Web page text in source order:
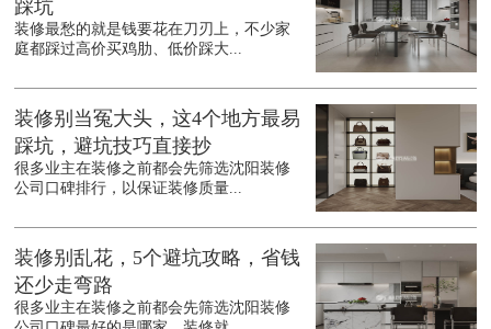
踩坑
装修最愁的就是钱要花在刀刃上，不少家
庭都踩过高价买鸡肋、低价踩大...
装修别当冤大头，这4个地方最易
踩坑，避坑技巧直接抄
很多业主在装修之前都会先筛选沈阳装修
公司口碑排行，以保证装修质量...
装修别乱花，5个避坑攻略，省钱
还少走弯路
很多业主在装修之前都会先筛选沈阳装修